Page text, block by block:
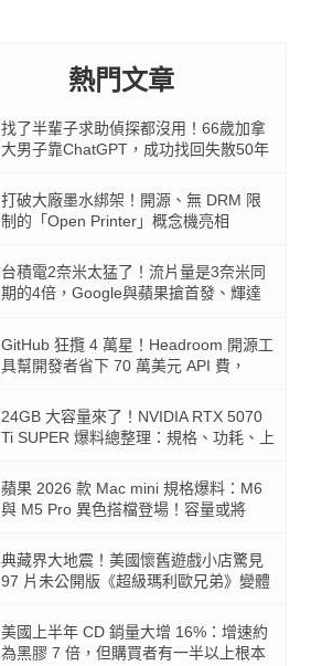
熱門文章
找了半輩子求助偵探都沒用！66歲加拿
大男子靠ChatGPT，成功找回失散50年
打破大廠墨水綁架！開源、無 DRM 限
制的「Open Printer」概念機亮相
台積電2奈米太猛了！流片量是3奈米同
期的4倍，Google與蘋果搶首發、輝達
GitHub 狂攬 4 萬星！Headroom 開源工
具幫開發者省下 70 萬美元 API 費，
24GB 大容量來了！NVIDIA RTX 5070
Ti SUPER 爆料總整理：規格、功耗、上
蘋果 2026 款 Mac mini 規格爆料：M6
與 M5 Pro 異色搭檔登場！容量或將
典藏界大地震！美國懷舊遊戲小店驚見
97 片未公開版《超級瑪利歐兄弟》變體
美國上半年 CD 銷量大增 16%：增速約
為黑膠 7 倍，但購買者有一半以上根本